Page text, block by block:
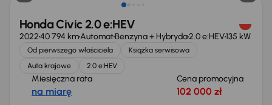
Honda Civic 2.0 e:HEV
202240 794 kmAutomatBenzyna + Hybryda2.0 e:HEV135 kW
Od pierwszego właściciela
Książka serwisowa
Auta krajowe
2.0 e:HEV
Miesięczna rata
na miarę
Cena promocyjna
102 000 zł